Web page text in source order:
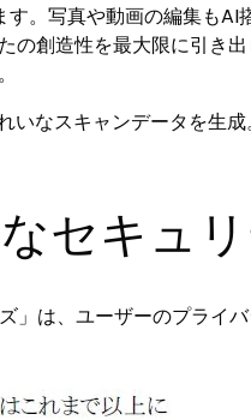
。写真や動画の編集も
創造性を最大限に引き
なスキャンデータを生
セキュ
は、ユーザーのプライバ